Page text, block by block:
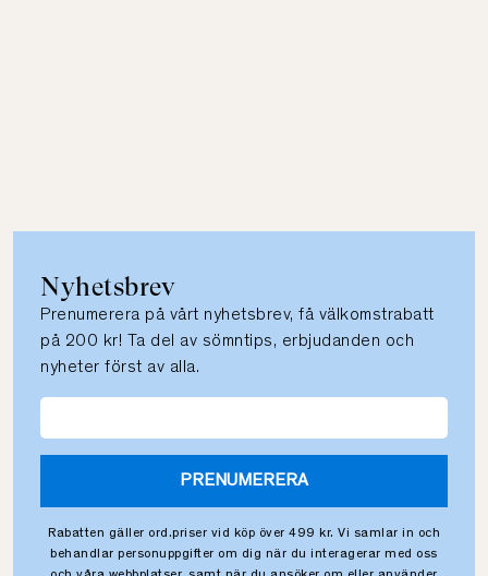
Nyhetsbrev
Prenumerera på vårt nyhetsbrev, få välkomstrabatt
på 200 kr! Ta del av sömntips, erbjudanden och
nyheter först av alla.
PRENUMERERA
Rabatten gäller ord.priser vid köp över 499 kr. Vi samlar in och
behandlar personuppgifter om dig när du interagerar med oss